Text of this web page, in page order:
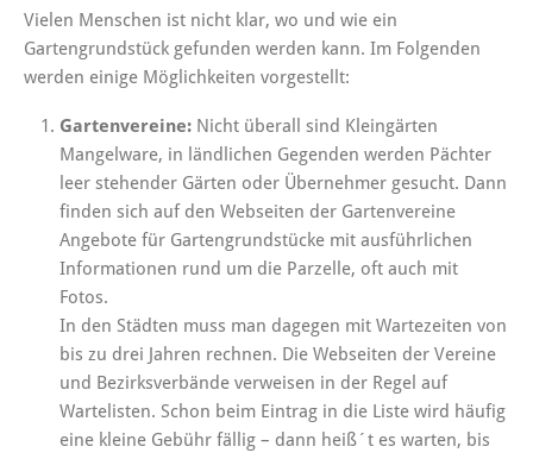
Vielen Menschen ist nicht klar, wo und wie ein
Gartengrundstück gefunden werden kann. Im Folgenden
werden einige Möglichkeiten vorgestellt:
Gartenvereine: Nicht überall sind Kleingärten
Mangelware, in ländlichen Gegenden werden Pächter
leer stehender Gärten oder Übernehmer gesucht. Dann
finden sich auf den Webseiten der Gartenvereine
Angebote für Gartengrundstücke mit ausführlichen
Informationen rund um die Parzelle, oft auch mit
Fotos.
In den Städten muss man dagegen mit Wartezeiten von
bis zu drei Jahren rechnen. Die Webseiten der Vereine
und Bezirksverbände verweisen in der Regel auf
Wartelisten. Schon beim Eintrag in die Liste wird häufig
eine kleine Gebühr fällig – dann heiß´t es warten, bis